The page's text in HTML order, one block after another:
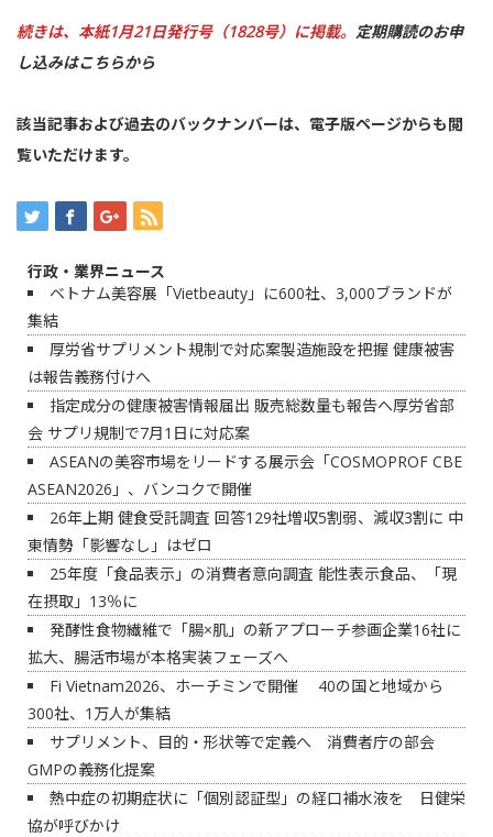
続きは、本紙1月21日発行号（1828号）に掲載。 定期購読のお申
し込みはこちらから
該当記事および過去のバックナンバーは、 電子版ページからも閲
覧いただけます。
行政・業界ニュース
ベトナム美容展「Vietbeauty」に600社、3,000ブランドが
集結
厚労省サプリメント規制で対応案製造施設を把握 健康被害
は報告義務付けへ
指定成分の健康被害情報届出 販売総数量も報告へ厚労省部
会 サプリ規制で7月1日に対応案
ASEANの美容市場をリードする展示会「COSMOPROF CBE
ASEAN2026」、バンコクで開催
26年上期 健食受託調査 回答129社増収5割弱、減収3割に 中
東情勢「影響なし」はゼロ
25年度「食品表示」の消費者意向調査 能性表示食品、「現
在摂取」13％に
発酵性食物繊維で「腸×肌」の新アプローチ参画企業16社に
拡大、腸活市場が本格実装フェーズへ
Fi Vietnam2026、ホーチミンで開催 40の国と地域から
300社、1万人が集結
サプリメント、目的・形状等で定義へ 消費者庁の部会
GMPの義務化提案
熱中症の初期症状に「個別認証型」の経口補水液を 日健栄
協が呼びかけ